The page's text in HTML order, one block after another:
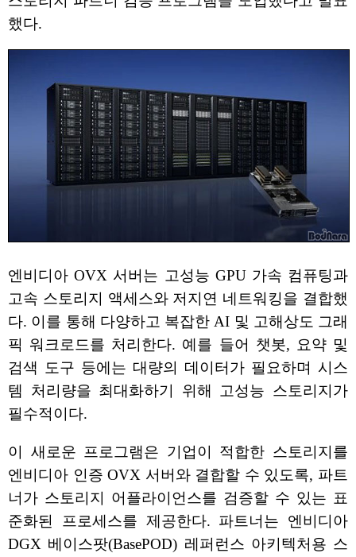
했다.
엔비디아 OVX 서버는 고성능 GPU 가속 컴퓨팅과
고속 스토리지 액세스와 저지연 네트워킹을 결합했
다. 이를 통해 다양하고 복잡한 AI 및 고해상도 그래
픽 워크로드를 처리한다. 예를 들어 챗봇, 요약 및
검색 도구 등에는 대량의 데이터가 필요하며 시스
템 처리량을 최대화하기 위해 고성능 스토리지가
필수적이다.
이 새로운 프로그램은 기업이 적합한 스토리지를
엔비디아 인증 OVX 서버와 결합할 수 있도록, 파트
너가 스토리지 어플라이언스를 검증할 수 있는 표
준화된 프로세스를 제공한다. 파트너는 엔비디아
DGX 베이스팟(BasePOD) 레퍼런스 아키텍처용 스